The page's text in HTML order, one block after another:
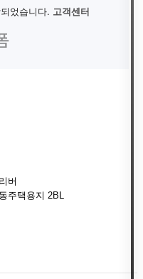
버
주택용지 2BL